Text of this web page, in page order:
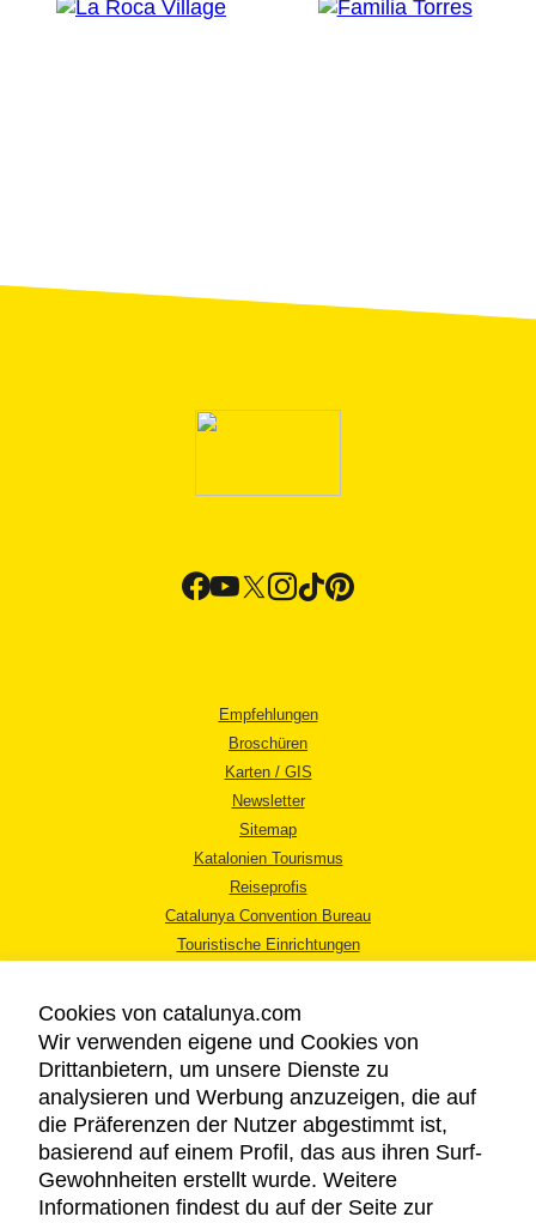
Empfehlungen
Broschüren
Karten / GIS
Newsletter
Sitemap
Katalonien Tourismus
Reiseprofis
Catalunya Convention Bureau
Touristische Einrichtungen
RECHTLICHER HINWEIS
DATENSCHUTZICHTLINIE
COOKIES
Cookies von catalunya.com
Wir verwenden eigene und Cookies von
Drittanbietern, um unsere Dienste zu
analysieren und Werbung anzuzeigen, die auf
die Präferenzen der Nutzer abgestimmt ist,
basierend auf einem Profil, das aus ihren Surf-
Gewohnheiten erstellt wurde. Weitere
Informationen findest du auf der Seite zur